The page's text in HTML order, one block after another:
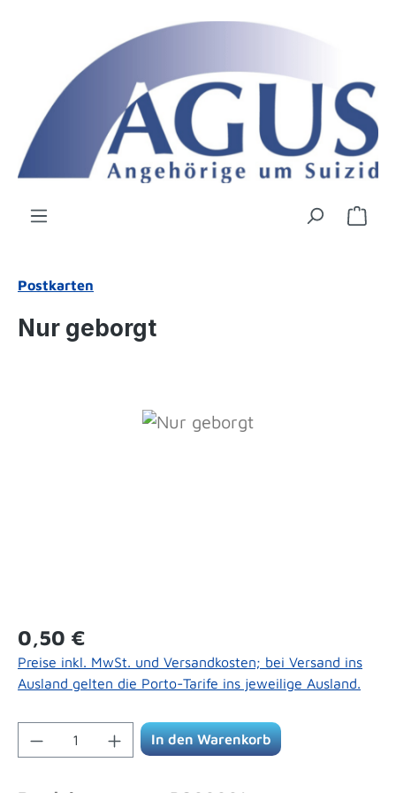
Zum Hauptinhalt springen
Postkarten
Nur geborgt
Bildergalerie überspringen
Regulärer Preis:
0,50 €
Preise inkl. MwSt. und Versandkosten; bei Versand ins
Ausland gelten die Porto-Tarife ins jeweilige Ausland.
Produkt Anzahl: Gib den gewünschten
In den Warenkorb